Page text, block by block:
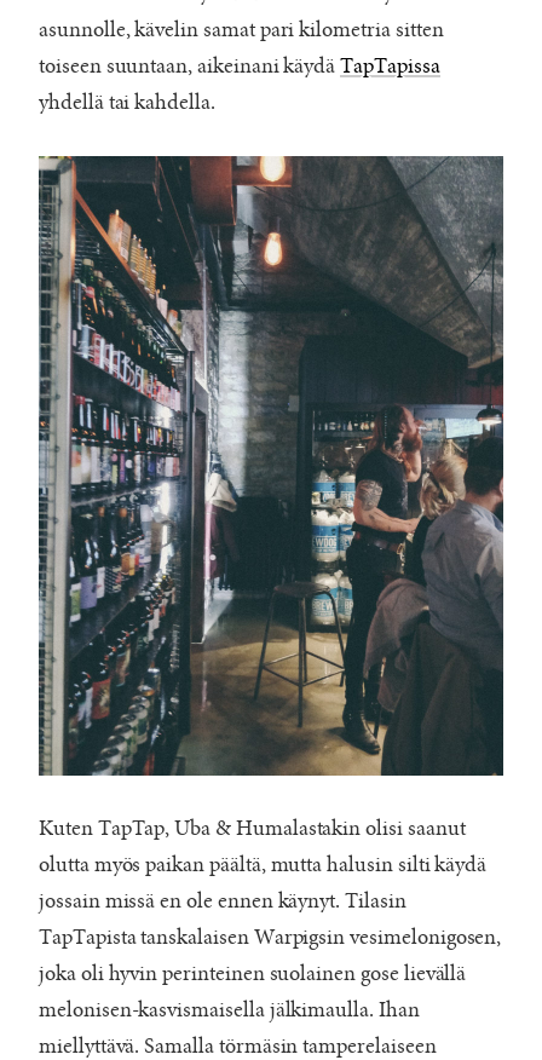
asunnolle, kävelin samat pari kilometria sitten
toiseen suuntaan, aikeinani käydäTapTapissa
yhdellä tai kahdella.
Kuten TapTap, Uba & Humalastakin olisi saanut
olutta myös paikan päältä, mutta halusin silti käydä
jossain missä en ole ennen käynyt. Tilasin
TapTapista tanskalaisen Warpigsin vesimelonigosen,
joka oli hyvin perinteinen suolainen gose lievällä
melonisen-kasvismaisella jälkimaulla. Ihan
miellyttävä. Samalla törmäsin tamperelaiseen